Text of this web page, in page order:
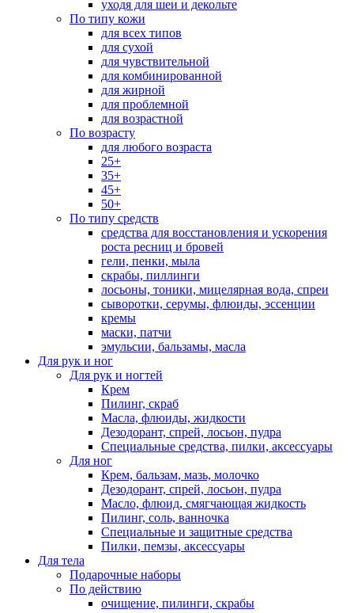
уходя для шеи и декольте
По типу кожи
для всех типов
для сухой
для чувствительной
для комбинированной
для жирной
для проблемной
для возрастной
По возрасту
для любого возраста
25+
35+
45+
50+
По типу средств
средства для восстановления и ускорения
роста ресниц и бровей
гели, пенки, мыла
скрабы, пиллинги
лосьоны, тоники, мицелярная вода, спреи
сыворотки, серумы, флюиды, эссенции
кремы
маски, патчи
эмульсии, бальзамы, масла
Для рук и ног
Для рук и ногтей
Крем
Пилинг, скраб
Масла, флюиды, жидкости
Дезодорант, спрей, лосьон, пудра
Специальные средства, пилки, аксессуары
Для ног
Крем, бальзам, мазь, молочко
Дезодорант, спрей, лосьон, пудра
Масло, флюид, смягчающая жидкость
Пилинг, соль, ванночка
Специальные и защитные средства
Пилки, пемзы, аксессуары
Для тела
Подарочные наборы
По действию
очищение, пилинги, скрабы